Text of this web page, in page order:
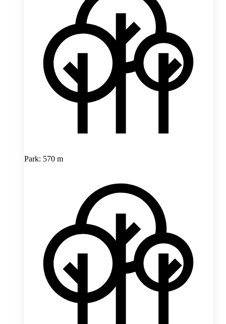
Park: 570 m